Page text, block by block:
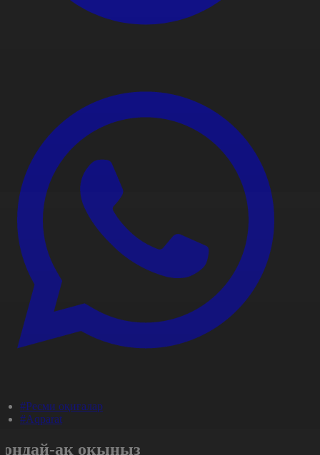
#Ресми оқиғалар
#Aqparat
ақ оқыңыз